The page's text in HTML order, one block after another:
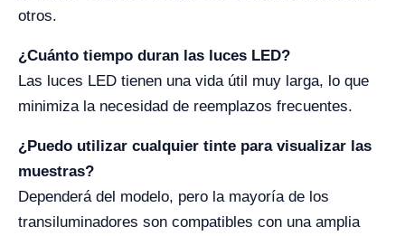
otros.
¿Cuánto tiempo duran las luces LED?
Las luces LED tienen una vida útil muy larga, lo que
minimiza la necesidad de reemplazos frecuentes.
¿Puedo utilizar cualquier tinte para visualizar las
muestras?
Dependerá del modelo, pero la mayoría de los
transiluminadores son compatibles con una amplia